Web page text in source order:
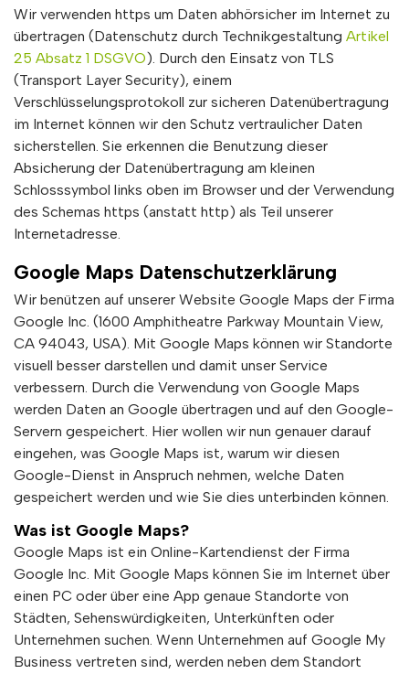
Wir verwenden https um Daten abhörsicher im Internet zu
übertragen (Datenschutz durch Technikgestaltung Artikel
25 Absatz 1 DSGVO). Durch den Einsatz von TLS
(Transport Layer Security), einem
Verschlüsselungsprotokoll zur sicheren Datenübertragung
im Internet können wir den Schutz vertraulicher Daten
sicherstellen. Sie erkennen die Benutzung dieser
Absicherung der Datenübertragung am kleinen
Schlosssymbol links oben im Browser und der Verwendung
des Schemas https (anstatt http) als Teil unserer
Internetadresse.
Google Maps Datenschutzerklärung
Wir benützen auf unserer Website Google Maps der Firma
Google Inc. (1600 Amphitheatre Parkway Mountain View,
CA 94043, USA). Mit Google Maps können wir Standorte
visuell besser darstellen und damit unser Service
verbessern. Durch die Verwendung von Google Maps
werden Daten an Google übertragen und auf den Google-
Servern gespeichert. Hier wollen wir nun genauer darauf
eingehen, was Google Maps ist, warum wir diesen
Google-Dienst in Anspruch nehmen, welche Daten
gespeichert werden und wie Sie dies unterbinden können.
Was ist Google Maps?
Google Maps ist ein Online-Kartendienst der Firma
Google Inc. Mit Google Maps können Sie im Internet über
einen PC oder über eine App genaue Standorte von
Städten, Sehenswürdigkeiten, Unterkünften oder
Unternehmen suchen. Wenn Unternehmen auf Google My
Business vertreten sind, werden neben dem Standort